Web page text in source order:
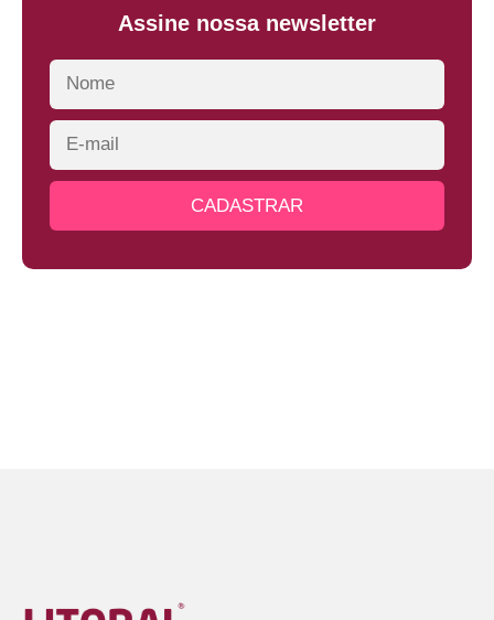
Assine nossa newsletter